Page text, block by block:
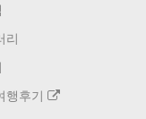
리
행후기